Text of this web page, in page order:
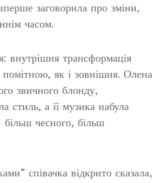
заговорила про зміни,
часом.
внутрішня трансформація
як і зовнішня. Олена
звичного блонду,
стиль, а її музика набула
чесного, більш
співачка відкрито сказала,